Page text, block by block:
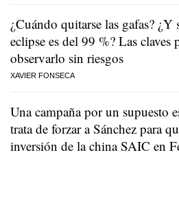
¿Cuándo quitarse las gafas? ¿Y
eclipse es del 99 %? Las claves
observarlo sin riesgos
XAVIER FONSECA
Una campaña por un supuesto
trata de forzar a Sánchez para
inversión de la china SAIC en